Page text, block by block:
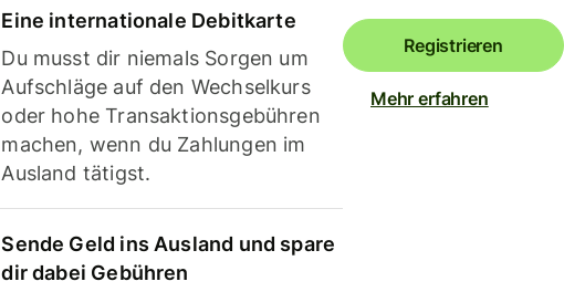
Eine internationale Debitkarte
Du musst dir niemals Sorgen um
Aufschläge auf den Wechselkurs
oder hohe Transaktionsgebühren
machen, wenn du Zahlungen im
Ausland tätigst.
Sende Geld ins Ausland und spare
dir dabei Gebühren
Registrieren
Mehr erfahren